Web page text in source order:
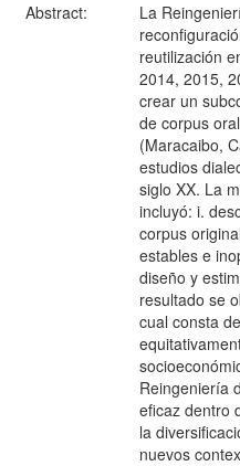
Abstract:
La
reutilización
2014, 2015,
crear un
de corpus
(Maracaibo,
estudios
siglo XX. La
incluyó: i.
corpus
estables e
diseño y
resultado se
cual consta
Reingeniería
eficaz dentro
la
nuevos